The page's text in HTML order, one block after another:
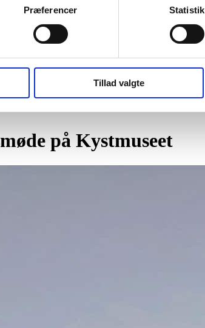
Præferencer Statistik
Tillad valgte
på Kystmuseet